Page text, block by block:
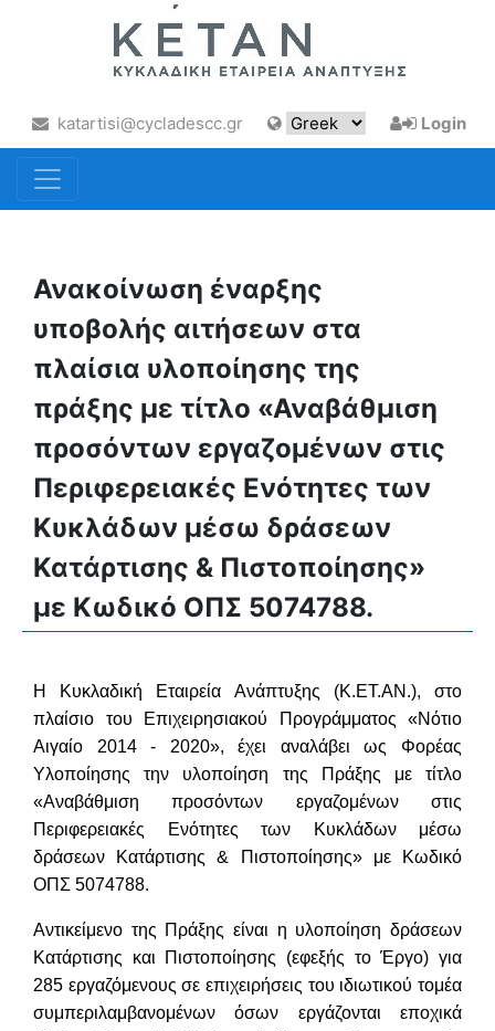
katartisi@cycladescc.gr Login
Ανακοίνωση έναρξης
υποβολής αιτήσεων στα
πλαίσια υλοποίησης της
πράξης με τίτλο «Αναβάθμιση
προσόντων εργαζομένων στις
Περιφερειακές Ενότητες των
Κυκλάδων μέσω δράσεων
Κατάρτισης & Πιστοποίησης»
με Κωδικό ΟΠΣ 5074788.
Η Κυκλαδική Εταιρεία Ανάπτυξης (Κ.ΕΤ.ΑΝ.),
στο
πλαίσιο του
Επιχειρησιακού Προγράμματος «Νότιο
Αιγαίο 2014 - 2020», έχει αναλάβει ως Φορέας
Υλοποίησηςτην υλοποίηση της Πράξης
με τίτλο
«Αναβάθμιση προσόντων εργαζομένων στις
Περιφερειακές Ενότητες των Κυκλάδων μέσω
δράσεων Κατάρτισης & Πιστοποίησης» με Κωδικό
ΟΠΣ 5074788.
Αντικείμενο της Πράξης είναι η υλοποίηση δράσεων
Κατάρτισης και Πιστοποίησης (εφεξής το Έργο) για
285 εργαζόμενους σε επιχειρήσεις του ιδιωτικού τομέα
συμπεριλαμβανομένων όσων εργάζονται εποχικά